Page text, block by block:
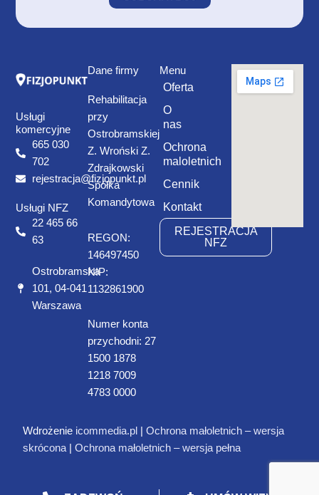
Usługi
komercyjne
665 030
702
rejestracja@fizjopunkt.pl
Usługi NFZ
22 465 66
63
Ostrobramska
101, 04-041
Warszawa
Dane firmy
Rehabilitacja
przy
Ostrobramskiej
Z. Wroński Z.
Zdrajkowski
Spółka
Komandytowa
REGON:
146497450
NIP:
1132861900
Numer konta
przychodni: 27
1500 1878
1218 7009
4783 0000
Menu
Oferta
O
nas
Ochrona
maloletnich
Cennik
Kontakt
REJESTRACJA
NFZ
Wdrożenie icommedia.pl |Ochrona małoletnich – wersja
skrócona|Ochrona małoletnich – wersja pełna